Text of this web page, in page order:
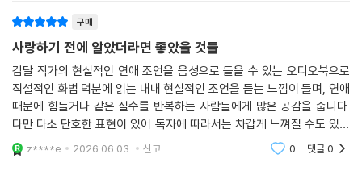
“모든 관계는 노력하면 유지된다”고 믿는 사람들이 많지만, 사실 어떤 관
께했다고 해서 반드시 좋은 관계인 것은 아니다. 사랑도 마찬가지다. 노력
해도 불행한 관계라면, 과감히 놓아야 한다. 나를 힘들게 하는 관계를 붙잡
고 있는 한, 더 나은 사랑은 찾아오지 않는다.
이 책에서는 좋은 관계를 만드는 법뿐 아니라, 더 이상 남겨두지 말아야 할
관계를 정리하는 법까지 알려준다. 나를 힘들게 하는 사람에게서 벗어날
구매
사랑하기 전에 알았더라면 좋았을 것들
김달 작가의 현실적인 연애 조언을 음성으로 들을 수 있는 오디오북으로
직설적인 화법 덕분에 읽는 내내 현실적인 조언을 듣는 느낌이 들며, 연애
때문에 힘들거나 같은 실수를 반복하는 사람들에게 많은 공감을 줍니다.
다만 다소 단호한 표현이 있어 독자에 따라서는 차갑게 느껴질 수도 있습
니다.z****e 2026.06.03. 신고 0 댓글0